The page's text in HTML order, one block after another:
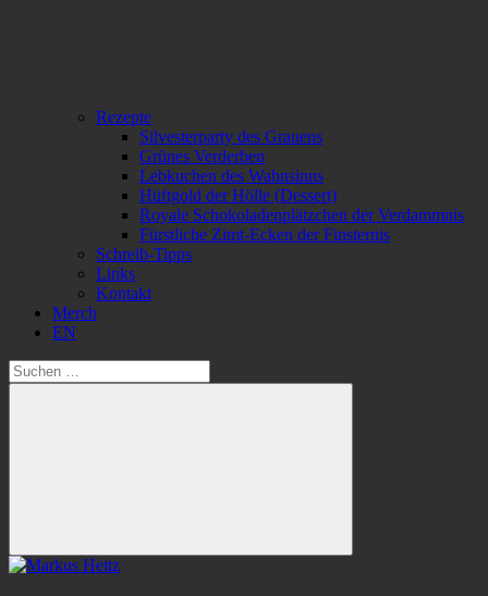
Rezepte
Silvesterparty des Grauens
Grünes Verderben
Lebkuchen des Wahnsinns
Hüftgold der Hölle (Dessert)
Royale Schokoladenplätzchen der Verdammnis
Fürstliche Zimt-Ecken der Finsternis
Schreib-Tipps
Links
Kontakt
Merch
EN
Suchen
nach:
Suchen